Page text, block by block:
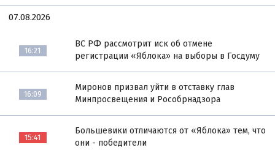
07.08.2026
16:21
ВС РФ рассмотрит иск об отмене
регистрации «Яблока» на выборы в Госдуму
16:09
Миронов призвал уйти в отставку глав
Минпросвещения и Рособрнадзора
15:41
Большевики отличаются от «Яблока» тем, что
они - победители